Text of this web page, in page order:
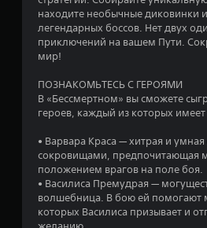
находите необычные диковинки
легендарных боссов. Нет двух
приключений на вашем Пути.
мир!
ПОЗНАКОМЬТЕСЬ С ГЕРОЯМИ
В «Бессмертном» вы сможете
героев, каждый из которых
• Варвара Краса — хитрая и
сокровищами, предпочитающая
положением врагов на поле боя.
• Василиса Премудрая —
волшебница. В бою ей помогают
которых Василиса призывает и